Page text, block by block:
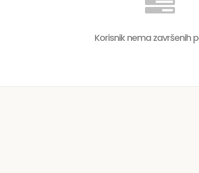
Korisnik nema završenih